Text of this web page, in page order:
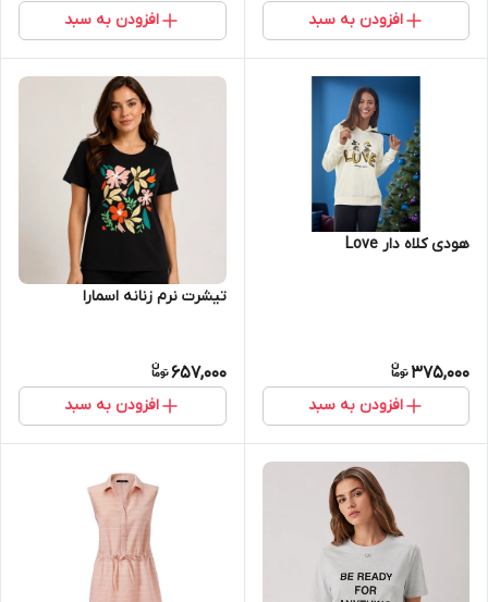
افزودن به سبد افزودن به سبد
هودی کلاه دار Love
375,000
افزودن به سبد
تیشرت نرم زنانه اسمارا
657,000
افزودن به سبد